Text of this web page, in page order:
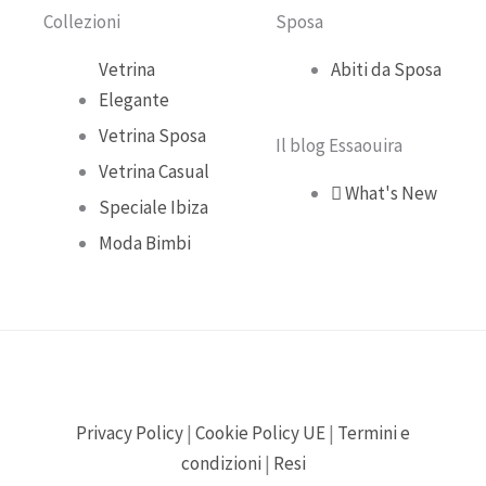
o
a
m
e
Collezioni
Vetrina
Elegante
Vetrina Sposa
Vetrina Casual
Speciale Ibiza
Moda Bimbi
Sposa
Abiti da Sposa
Il blog Essaouira
What's New
Privacy Policy| Cookie Policy UE| Termini e
condizioni | Resi